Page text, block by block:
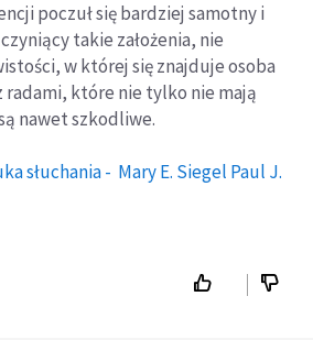
poczuł się bardziej samotny i
takie założenia, nie
w której się znajduje osoba
radami, które nie tylko nie mają
nawet szkodliwe.
słuchania - Mary E. Siegel Paul J.